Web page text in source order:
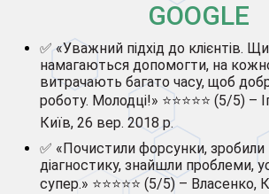
GOOGLE
✅ «Уважний підхід до клієнтів.
намагаються допомогти, на
витрачають багато часу, щоб
роботу. Молодці!» ⭐⭐⭐⭐⭐ (5/5) –
Київ, 26 вер. 2018 р.
✅ «Почистили форсунки,
діагностику, знайшли проблеми,
супер.» ⭐⭐⭐⭐⭐ (5/5) –